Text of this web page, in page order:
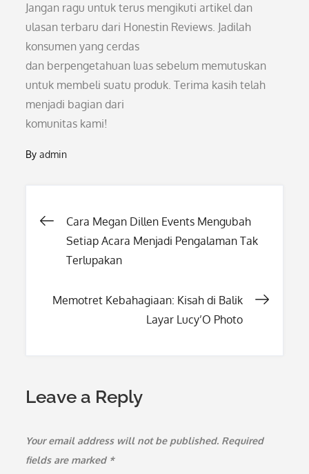
Jangan ragu untuk terus mengikuti artikel dan
ulasan terbaru dari Honestin Reviews. Jadilah
konsumen yang cerdas
dan berpengetahuan luas sebelum memutuskan
untuk membeli suatu produk. Terima kasih telah
menjadi bagian dari
komunitas kami!
Byadmin
Post
navigation
Cara Megan Dillen Events Mengubah
Setiap Acara Menjadi Pengalaman Tak
Terlupakan
Memotret Kebahagiaan: Kisah di Balik
Layar Lucy’O Photo
Leave a Reply
Your email address will not be published. Required
fields are marked *